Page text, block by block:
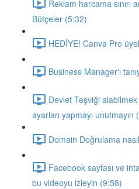
Reklam harcama sınırı
Bütçeler (5:32)
HEDİYE! Canva Pro
Business Manager'ı
Devlet Teşviği
ayarları yapmayı unutmayın
Domain Doğrulama
Facebook sayfası ve
bu videoyu izleyin (9:58)